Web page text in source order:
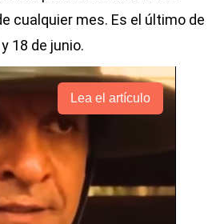
cualquier mes. Es el último de
18 de junio.
Lea el artículo